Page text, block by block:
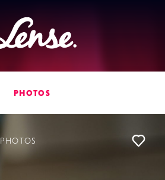
Lense
PHOTOS
PHOTOS